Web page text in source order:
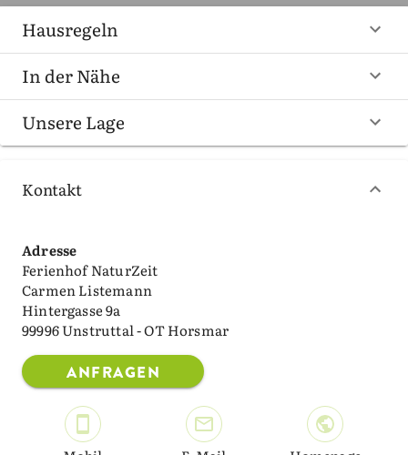
Hausregeln
In der Nähe
Unsere Lage
Kontakt
Adresse
Ferienhof NaturZeit
Carmen Listemann
Hintergasse 9a
99996 Unstruttal - OT Horsmar
ANFRAGEN